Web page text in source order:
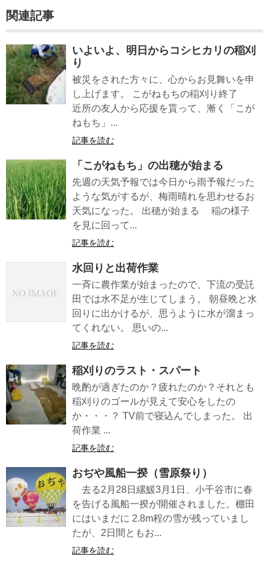
関連記事
いよいよ、明日からコシヒカリの稲刈
り
被災をされた方々に、心からお見舞いを申
し上げます。 こがねもちの稲刈り終了
近所の友人から応援を貰って、漸く「こが
ねもち」...
記事を読む
「こがねもち」の出穂が始まる
先週の天気予報では今日から雨予報だった
ような気がするが、梅雨晴れを思わせるお
天気になった。 出穂が始まる 稲の様子
を見に回って...
記事を読む
水回りと出荷作業
一斉に農作業が始まったので、下流の受託
田では水不足が生じてしまう。 朝昼晩と水
回りに出かけるが、思うように水が溜まっ
てくれない。 思いの...
記事を読む
稲刈りのラスト・スパート
晩酌が過ぎたのか？疲れたのか？それとも
稲刈りのゴールが見えて安心をしたの
か・・・？ TV前で寝込んでしまった。 出
荷作業 ...
記事を読む
おぢや風船一揆（雪原祭り）
去る2月28日縲鰀3月1日、小千谷市に春
を告げる風船一揆が開催されました。棚田
にはいまだに 2.8m程の雪が残っていまし
たが、2日間ともお...
記事を読む